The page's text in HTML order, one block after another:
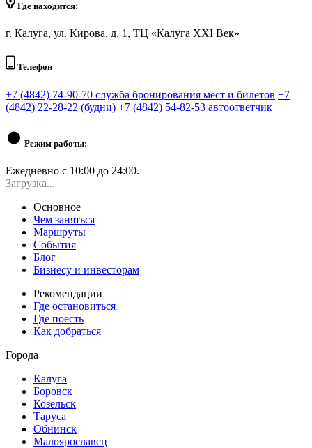
Где находится:
г. Калуга, ул. Кирова, д. 1, ТЦ «Калуга XXI Век»
Телефон
+7 (4842) 74-90-70 служба бронирования мест и билетов +7
(4842) 22-28-22 (будни) +7 (4842) 54-82-53 автоответчик
Режим работы:
Ежедневно с 10:00 до 24:00.
Загрузка...
Основное
Чем заняться
Маршруты
События
Блог
Бизнесу и инвесторам
Рекомендации
Где остановиться
Где поесть
Как добраться
Города
Калуга
Боровск
Козельск
Таруса
Обнинск
Малоярославец